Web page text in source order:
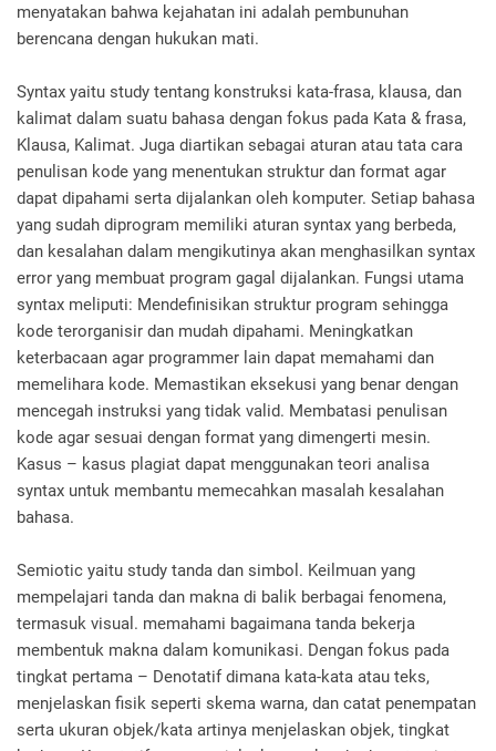
menyatakan bahwa kejahatan ini adalah pembunuhan
berencana dengan hukukan mati.
Syntax yaitu study tentang konstruksi kata-frasa, klausa, dan
kalimat dalam suatu bahasa dengan fokus pada Kata & frasa,
Klausa, Kalimat. Juga diartikan sebagai aturan atau tata cara
penulisan kode yang menentukan struktur dan format agar
dapat dipahami serta dijalankan oleh komputer. Setiap bahasa
yang sudah diprogram memiliki aturan syntax yang berbeda,
dan kesalahan dalam mengikutinya akan menghasilkan syntax
error yang membuat program gagal dijalankan. Fungsi utama
syntax meliputi: Mendefinisikan struktur program sehingga
kode terorganisir dan mudah dipahami. Meningkatkan
keterbacaan agar programmer lain dapat memahami dan
memelihara kode. Memastikan eksekusi yang benar dengan
mencegah instruksi yang tidak valid. Membatasi penulisan
kode agar sesuai dengan format yang dimengerti mesin.
Kasus – kasus plagiat dapat menggunakan teori analisa
syntax untuk membantu memecahkan masalah kesalahan
bahasa.
Semiotic yaitu study tanda dan simbol. Keilmuan yang
mempelajari tanda dan makna di balik berbagai fenomena,
termasuk visual. memahami bagaimana tanda bekerja
membentuk makna dalam komunikasi. Dengan fokus pada
tingkat pertama – Denotatif dimana kata-kata atau teks,
menjelaskan fisik seperti skema warna, dan catat penempatan
serta ukuran objek/kata artinya menjelaskan objek, tingkat